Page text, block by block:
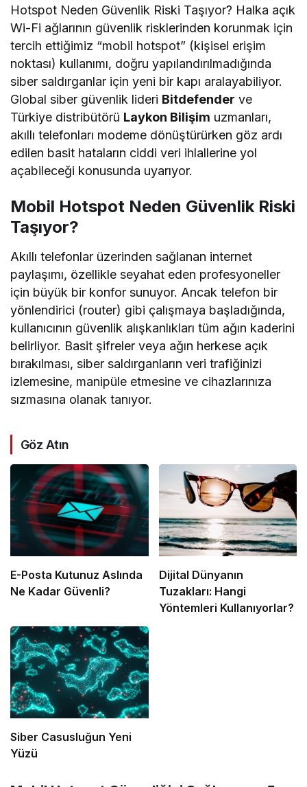
Hotspot Neden Güvenlik Riski Taşıyor? Halka açık
Wi-Fi ağlarının güvenlik risklerinden korunmak için
tercih ettiğimiz “mobil hotspot” (kişisel erişim
noktası) kullanımı, doğru yapılandırılmadığında
siber saldırganlar için yeni bir kapı aralayabiliyor.
Global siber güvenlik lideri Bitdefender ve
Türkiye distribütörü Laykon Bilişim uzmanları,
akıllı telefonları modeme dönüştürürken göz ardı
edilen basit hataların ciddi veri ihlallerine yol
açabileceği konusunda uyarıyor.
Mobil Hotspot Neden Güvenlik Riski
Taşıyor?
Akıllı telefonlar üzerinden sağlanan internet
paylaşımı, özellikle seyahat eden profesyoneller
için büyük bir konfor sunuyor. Ancak telefon bir
yönlendirici (router) gibi çalışmaya başladığında,
kullanıcının güvenlik alışkanlıkları tüm ağın kaderini
belirliyor. Basit şifreler veya ağın herkese açık
bırakılması, siber saldırganların veri trafiğinizi
izlemesine, manipüle etmesine ve cihazlarınıza
sızmasına olanak tanıyor.
Göz Atın
E-Posta Kutunuz Aslında
Ne Kadar Güvenli?
Dijital Dünyanın
Tuzakları: Hangi
Yöntemleri Kullanıyorlar?
Siber Casusluğun Yeni
Yüzü